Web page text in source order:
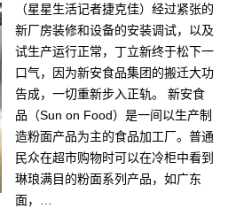
（星星生活记者捷克佳）经过紧张的
新厂房装修和设备的安装调试，以及
试生产运行正常，丁立新终于松下一
口气，因为新安食品集团的搬迁大功
告成，一切重新步入正轨。 新安食
品（Sun on Food）是一间以生产制
造粉面产品为主的食品加工厂。普通
民众在超市购物时可以在冷柜中看到
琳琅满目的粉面系列产品，如广东
面，…